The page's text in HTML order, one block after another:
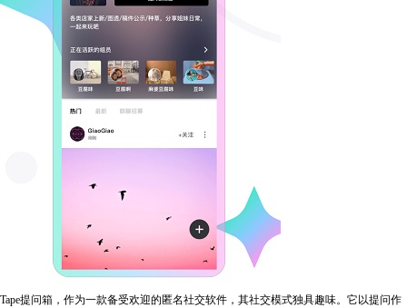
Tape提问箱，作为一款备受欢迎的匿名社交软件，其社交模式独具趣味。它以提问作